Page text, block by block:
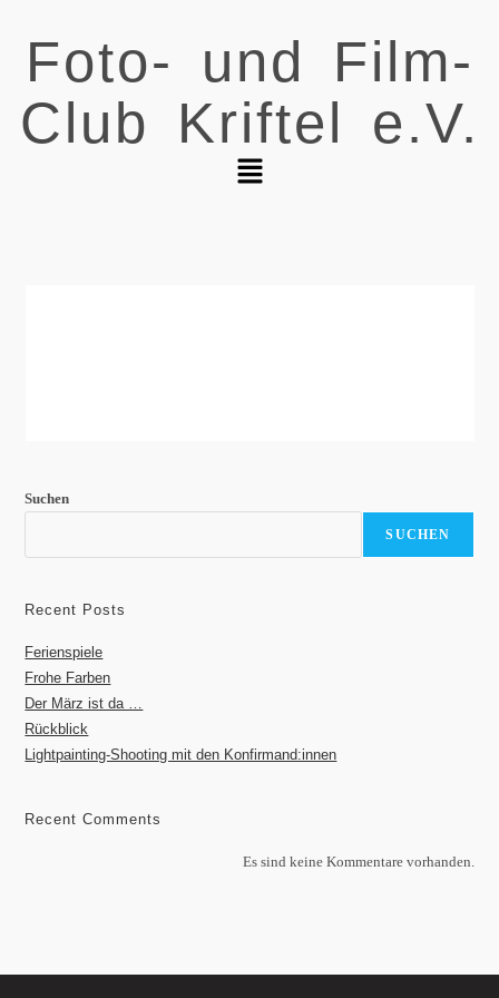
Foto- und Film-
Club Kriftel e.V.
Suchen
SUCHEN
Recent Posts
Ferienspiele
Frohe Farben
Der März ist da …
Rückblick
Lightpainting-Shooting mit den Konfirmand:innen
Recent Comments
Es sind keine Kommentare vorhanden.